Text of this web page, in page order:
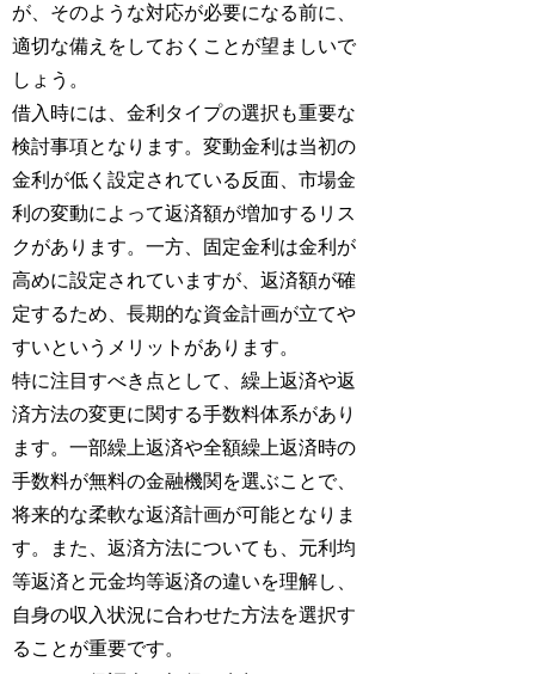
が、そのような対応が必要になる前に、
適切な備えをしておくことが望ましいで
しょう。
借入時には、金利タイプの選択も重要な
検討事項となります。変動金利は当初の
金利が低く設定されている反面、市場金
利の変動によって返済額が増加するリス
クがあります。一方、固定金利は金利が
高めに設定されていますが、返済額が確
定するため、長期的な資金計画が立てや
すいというメリットがあります。
特に注目すべき点として、繰上返済や返
済方法の変更に関する手数料体系があり
ます。一部繰上返済や全額繰上返済時の
手数料が無料の金融機関を選ぶことで、
将来的な柔軟な返済計画が可能となりま
す。また、返済方法についても、元利均
等返済と元金均等返済の違いを理解し、
自身の収入状況に合わせた方法を選択す
ることが重要です。